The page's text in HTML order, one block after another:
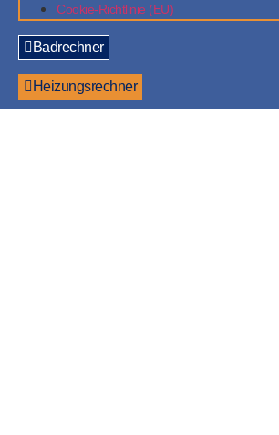
Cookie-Richtlinie (EU)
Badrechner
Heizungsrechner